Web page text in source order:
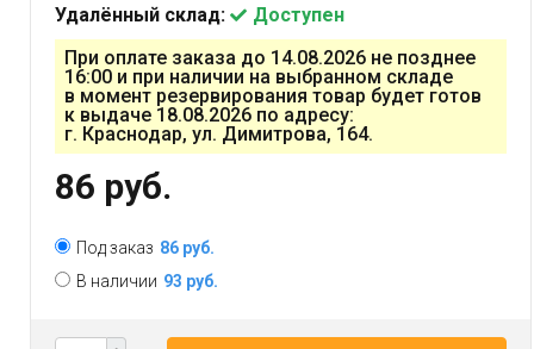
Удалённый склад:
Доступен
При оплате заказа до 14.08.2026 не позднее
16:00 и при наличии на выбранном складе
в момент резервирования товар будет готов
к выдаче 18.08.2026 по адресу:
г. Краснодар, ул. Димитрова, 164.
86 руб.
Под заказ 86 руб.
В наличии 93 руб.